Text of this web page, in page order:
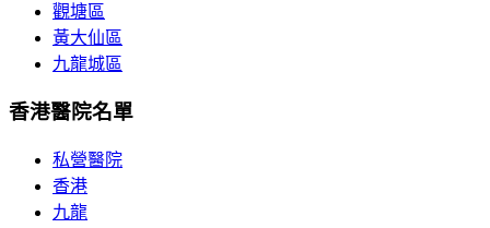
觀塘區
黃大仙區
九龍城區
香港醫院名單
私營醫院
香港
九龍